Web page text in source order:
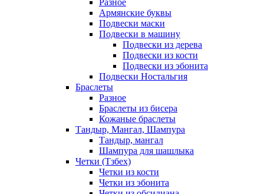
Разное
Армянские буквы
Подвески маски
Подвески в машину
Подвески из дерева
Подвески из кости
Подвески из эбонита
Подвески Ностальгия
Браслеты
Разное
Браслеты из бисера
Кожаные браслеты
Тандыр, Мангал, Шампура
Тандыр, мангал
Шампура для шашлыка
Четки (Тзбех)
Четки из кости
Четки из эбонита